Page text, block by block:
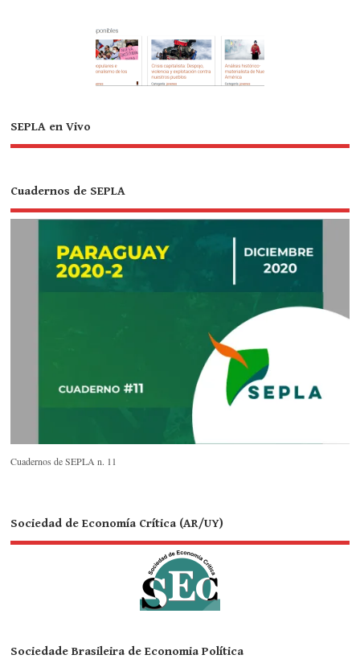
SEPLA en Vivo
Cuadernos de SEPLA
Cuadernos de SEPLA n. 11
Sociedad de Economía Crítica (AR/UY)
Sociedade Brasileira de Economia Política